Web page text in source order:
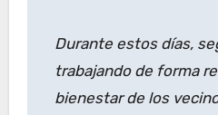
Durante estos días,
trabajando de forma
bienestar de los